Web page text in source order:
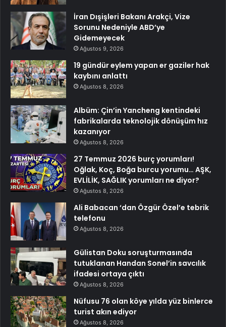
İran Dışişleri Bakanı Arakçi, Vize
Sorunu Nedeniyle ABD’ye
Gidemeyecek
Ağustos 9, 2026
19 gündür eylem yapan er gaziler hak
kaybını anlattı
Ağustos 8, 2026
Albüm: Çin’in Yancheng kentindeki
fabrikalarda teknolojik dönüşüm hız
kazanıyor
Ağustos 8, 2026
27 Temmuz 2026 burç yorumları!
Oğlak, Koç, Boğa burcu yorumu… AŞK,
EVLİLİK, SAĞLIK yorumları ne diyor?
Ağustos 8, 2026
Ali Babacan ‘dan Özgür Özel’e tebrik
telefonu
Ağustos 8, 2026
Gülistan Doku soruşturmasında
tutuklanan Handan Sonel’in savcılık
ifadesi ortaya çıktı
Ağustos 8, 2026
Nüfusu 76 olan köye yılda yüz binlerce
turist akın ediyor
Ağustos 8, 2026